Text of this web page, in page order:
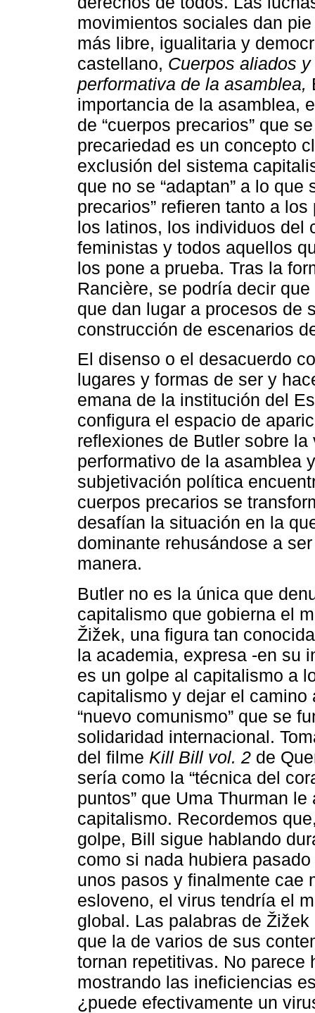
movimientos sociales dan
más libre, igualitaria y
castellano, Cuerpos aliados
performativa de la asamblea,
importancia de la asamblea,
de “cuerpos precarios” que
precariedad es un concepto
exclusión del sistema
que no se “adaptan” a lo
precarios” refieren tanto a
los latinos, los individuos del
feministas y todos aquellos
los pone a prueba. Tras la
Rancière, se podría decir
que dan lugar a procesos de
construcción de escenarios
El disenso o el desacuerdo
lugares y formas de ser y
emana de la institución del
configura el espacio de
reflexiones de Butler sobre
performativo de la asamblea
subjetivación política
cuerpos precarios se
desafían la situación en la
dominante rehusándose a
manera.
Butler no es la única que
capitalismo que gobierna el
Žižek, una figura tan
la academia, expresa -en su
es un golpe al capitalismo a
capitalismo y dejar el
“nuevo comunismo” que se
solidaridad internacional.
del filme Kill Bill vol. 2 de
sería como la “técnica del
puntos” que Uma Thurman
capitalismo. Recordemos
golpe, Bill sigue hablando
como si nada hubiera
unos pasos y finalmente cae
esloveno, el virus tendría el
global. Las palabras de
que la de varios de sus
tornan repetitivas. No parece
mostrando las ineficiencias
¿puede efectivamente un